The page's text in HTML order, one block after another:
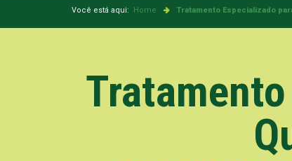
Você está aqui: Home Tratamento Especializado